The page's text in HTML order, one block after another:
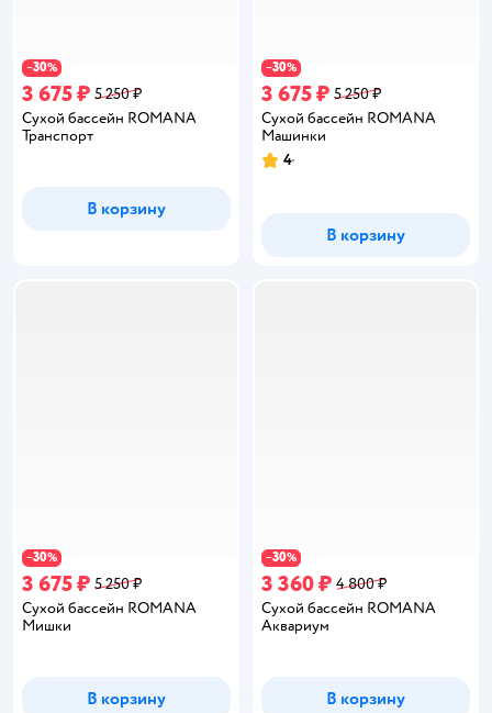
−30%
3 675 ₽ 5 250 ₽
Сухой бассейн ROMANA
Транспорт
В корзину
−30%
3 675 ₽ 5 250 ₽
Сухой бассейн ROMANA
Машинки
Рейтинг:
4
В корзину
−30%
3 675 ₽ 5 250 ₽
Сухой бассейн ROMANA
Мишки
В корзину
−30%
3 360 ₽ 4 800 ₽
Сухой бассейн ROMANA
Аквариум
В корзину